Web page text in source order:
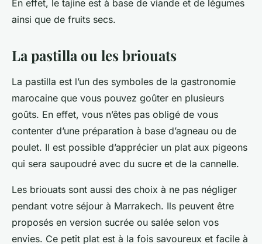
En effet, le tajine est à base de viande et de légumes
ainsi que de fruits secs.
La pastilla ou les briouats
La pastilla est l’un des symboles de la gastronomie
marocaine que vous pouvez goûter en plusieurs
goûts. En effet, vous n’êtes pas obligé de vous
contenter d’une préparation à base d’agneau ou de
poulet. Il est possible d’apprécier un plat aux pigeons
qui sera saupoudré avec du sucre et de la cannelle.
Les briouats sont aussi des choix à ne pas négliger
pendant votre séjour à Marrakech. Ils peuvent être
proposés en version sucrée ou salée selon vos
envies. Ce petit plat est à la fois savoureux et facile à